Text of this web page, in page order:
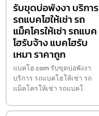
รับขุดบ่อพังงา บริการ
รถแบคโฮให้เช่า รถ
แม็คโครให้เช่า รถแบค
โฮรับจ้าง แบคโฮรับ
เหมา ราคาถูก
แบคโฮ.com รับขุดบ่อพังงา
บริการ รถแบคโฮให้เช่า รถ
แม็คโครให้เช่า รถแบคโ